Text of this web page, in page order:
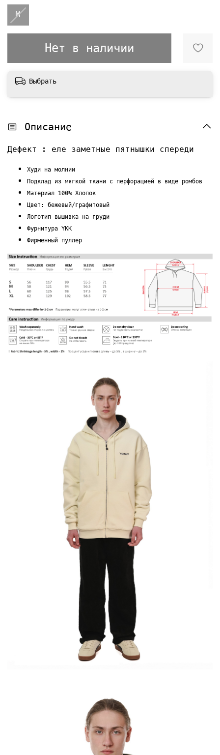
Нет в наличии
M
Выбрать
Описание
Дефект : еле заметные пятнышки спереди
Худи на молнии
Подклад из мягкой ткани с перфорацией в виде ромбов
Материал 100% Хлопок
Цвет: бежевый/графитовый
Логотип вышивка на груди
Фурнитура YKK
Фирменный пуллер